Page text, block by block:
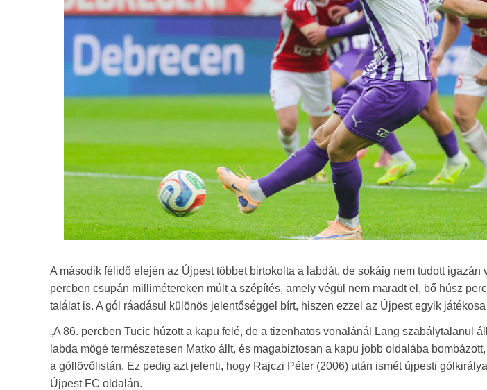
A második félidő elején az Újpest többet birtokolta a labdát, de sokáig nem tudott igazán
percben csupán millimétereken múlt a szépítés, amely végül nem maradt el, bő húsz
találat is. A gól ráadásul különös jelentőséggel bírt, hiszen ezzel az Újpest egyik
„A 86. percben Tucic húzott a kapu felé, de a tizenhatos vonalánál Lang szabálytalanul
labda mögé természetesen Matko állt, és magabiztosan a kapu jobb oldalába
a góllövőlistán. Ez pedig azt jelenti, hogy Rajczi Péter (2006) után ismét újpesti
Újpest FC oldalán.